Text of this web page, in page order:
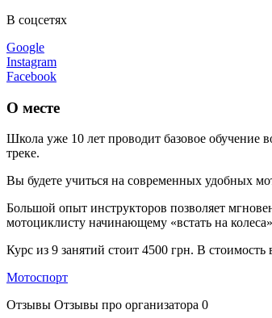
В соцсетях
Google
Instagram
Facebook
О месте
Школа уже 10 лет проводит базовое обучение
треке.
Вы будете учиться на современных удобных
Большой опыт инструкторов позволяет
мотоциклисту начинающему «встать на
Курс из 9 занятий стоит 4500 грн. В
Мотоспорт
Отзывы Отзывы про организатора 0